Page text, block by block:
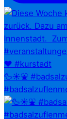
🦆☀️⛲